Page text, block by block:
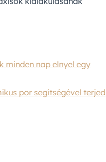
minden nap elnyel egy
por segítségével terjed